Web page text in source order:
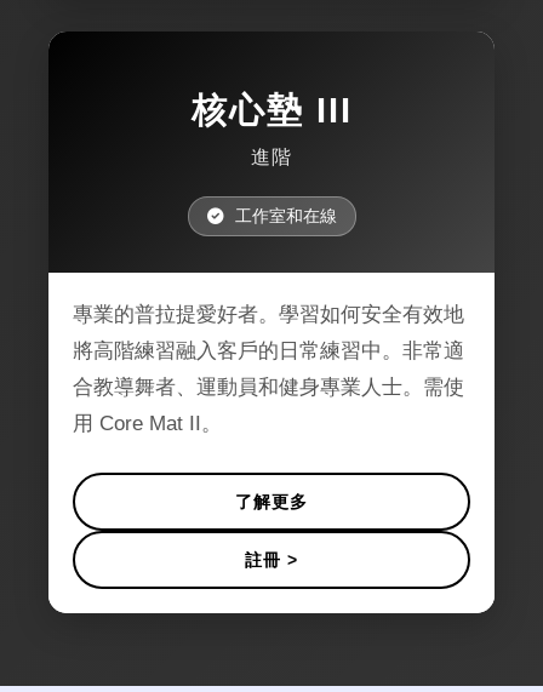
核心墊 III
進階
工作室和在線
專業的普拉提愛好者。學習如何安全有效地
將高階練習融入客戶的日常練習中。非常適
合教導舞者、運動員和健身專業人士。需使
用 Core Mat II。
了解更多
註冊 >